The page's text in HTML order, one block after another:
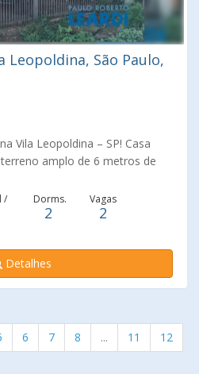
Leopoldina, São Paulo,
Vila Leopoldina – SP! Casa
amplo de 6 metros de
Lavanderia 2 vagas de
: Rua tranquila, sem
da Vila Leopoldina , a poucos
e próxima à estação CPTM
e diversas opções de
Excelente potencial para
/ Dorms.
2
Vagas
2
Detalhes
6 7 8 ... 11
12